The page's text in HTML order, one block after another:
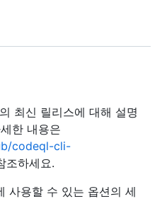
최신 릴리스에 대해 설명
한 내용은
codeql-cli-
조하세요.
사용할 수 있는 옵션의 세